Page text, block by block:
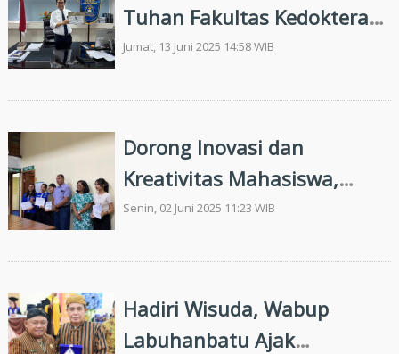
Tuhan Fakultas Kedokteran
Nommensen Terakreditasi
Jumat, 13 Juni 2025 14:58 WIB
Dorong Inovasi dan
Kreativitas Mahasiswa,
Prodi Pendidikan bahasa
Senin, 02 Juni 2025 11:23 WIB
Hadiri Wisuda, Wabup
Labuhanbatu Ajak